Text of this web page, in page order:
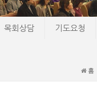
목회상담 기도요청
홈